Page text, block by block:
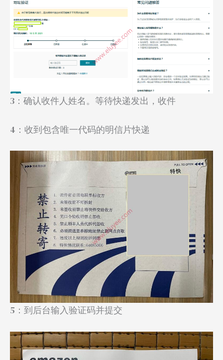
3：确认收件人姓名。等待快递发出，收件
4：收到包含唯一代码的明信片快递
5：到后台输入验证码并提交